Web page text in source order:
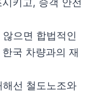
키고, 승객 안전
으면 합법적인
국 차량과의 재
선 철도노조와